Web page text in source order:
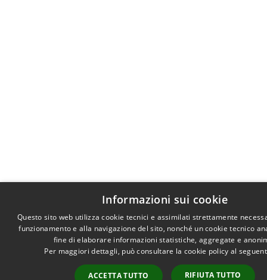
Informazioni sui cookie
Questo sito web utilizza cookie tecnici e assimilati strettamente
funzionamento e alla navigazione del sito, nonché un cookie tecnico
fine di elaborare informazioni statistiche, aggregate e
Per maggiori dettagli, può consultare la cookie policy al
ACCETTA TUTTO RIFIUTA TUTTO